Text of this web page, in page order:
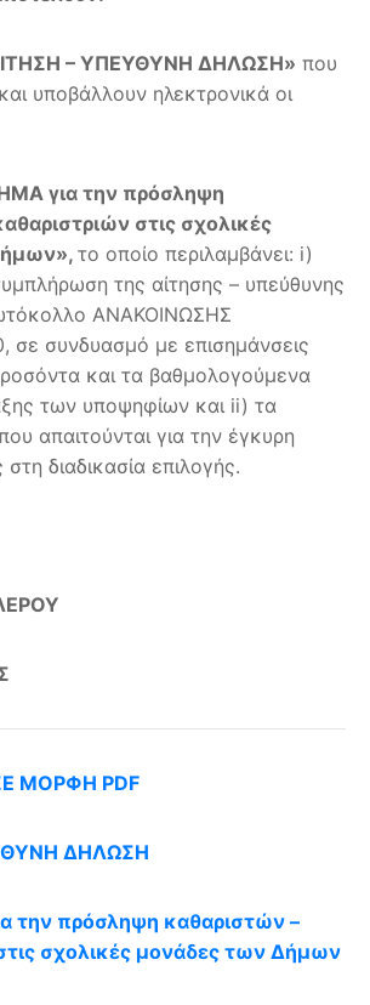
– ΥΠΕΥΘΥΝΗ ΔΗΛΩΣΗ» που
υποβάλλουν ηλεκτρονικά οι
για την πρόσληψη
στις σχολικές
το οποίο περιλαμβάνει: i)
της αίτησης – υπεύθυνης
ΑΝΑΚΟΙΝΩΣΗΣ
σε συνδυασμό με επισημάνσεις
και τα βαθμολογούμενα
των υποψηφίων και ii) τα
απαιτούνται για την έγκυρη
διαδικασία επιλογής.
ΜΟΡΦΗ PDF
ΔΗΛΩΣΗ
την πρόσληψη καθαριστών –
σχολικές μονάδες των Δήμων